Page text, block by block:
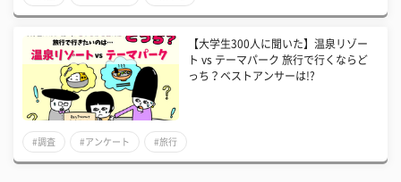
【大学生300人に聞いた】温泉リゾー
ト vs テーマパーク 旅行で行くならど
っち？ベストアンサーは!?
#調査 #アンケート #旅行